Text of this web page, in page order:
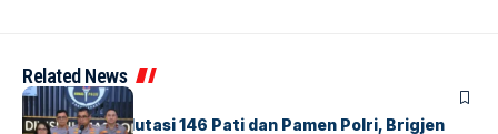
Related News
BERITA
Mabes Polri Mutasi 146 Pati dan Pamen Polri, Brigjen